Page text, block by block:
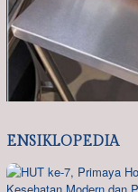
ENSIKLOPEDIA